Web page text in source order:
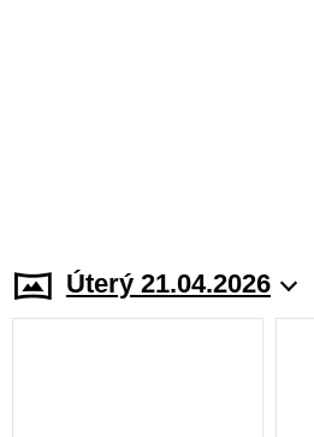
Úterý 21.04.2026